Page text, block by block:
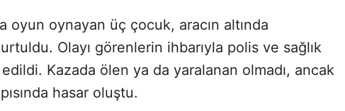
oyun oynayan üç çocuk, aracın altında
Olayı görenlerin ihbarıyla polis ve sağlık
Kazada ölen ya da yaralanan olmadı, ancak
hasar oluştu.